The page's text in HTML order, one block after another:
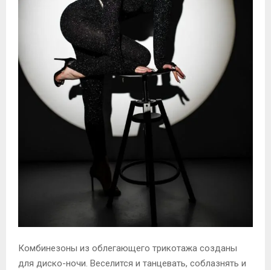
Комбинезоны из облегающего трикотажа созданы
для диско-ночи. Веселится и танцевать, соблазнять и